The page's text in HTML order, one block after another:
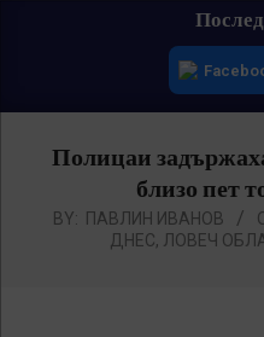
Полицаи
близо пет
BY: ПАВЛИН ИВАНОВ
ДНЕС, ЛОВЕЧ